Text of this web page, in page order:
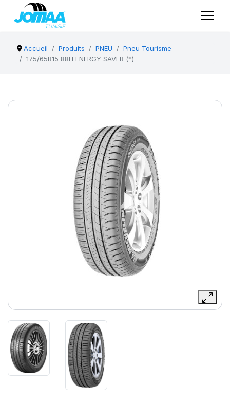
Accueil Produits PNEU
Pneu Tourisme
175/65R15 88H ENERGY SAVER (*)